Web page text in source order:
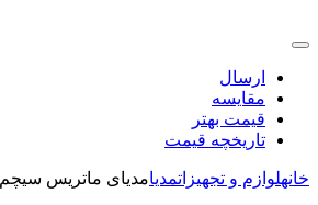
ارسال
مقایسه
قیمت بهتر
تاریخچه قیمت
خانهلوازم و تجهیزاتمدیامدیای ماتریس سیچم 0.5 لیتری